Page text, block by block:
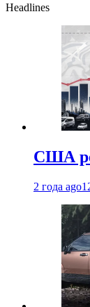
Headlines
США
2 года ago